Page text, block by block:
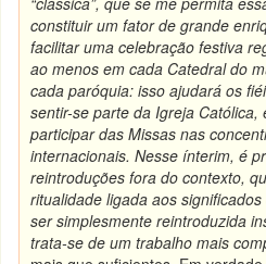
constituir um fator de grande
facilitar uma celebração festiva
ao menos em cada Catedral do
cada paróquia: isso ajudará os
sentir-se parte da Igreja
participar das Missas nas
internacionais. Nesse ínterim, é
reintroduções fora do contexto,
ritualidade ligada aos
ser simplesmente reintroduzida
trata-se de um trabalho mais